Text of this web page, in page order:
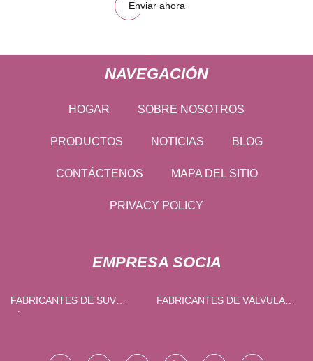
Enviar ahora
NAVEGACIÓN
HOGAR SOBRE NOSOTROS
PRODUCTOS NOTICIAS BLOG
CONTÁCTENOS MAPA DEL SITIO
PRIVACY POLICY
EMPRESA SOCIA
FABRICANTES DE SUV
FABRICANTES DE VÁLVULAS